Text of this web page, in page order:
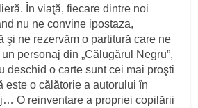
În viaţă, fiecare dintre noi
nu ne convine ipostaza,
şi ne rezervăm o partitură care ne
personaj din „Călugărul Negru”,
deschid o carte sunt cei mai proşti
este o călătorie a autorului în
O reinventare a propriei copilării